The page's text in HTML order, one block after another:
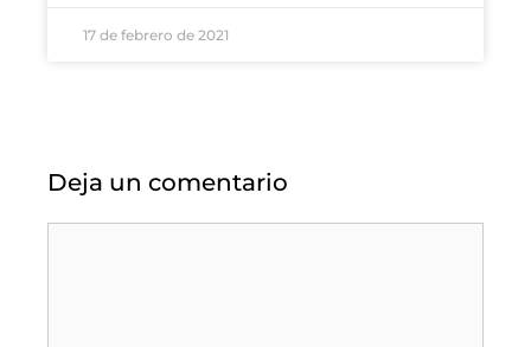
17 de febrero de 2021
Deja un comentario